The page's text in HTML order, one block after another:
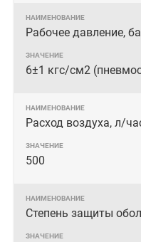
Рабочее давление,
6±1 кгс/см2
Расход воздуха, л/
500
Степень защиты